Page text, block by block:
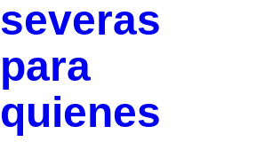
severas
para
quienes